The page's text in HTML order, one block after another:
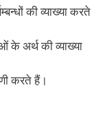
की व्याख्या करते
के अर्थ की व्याख्या
करते हैं।